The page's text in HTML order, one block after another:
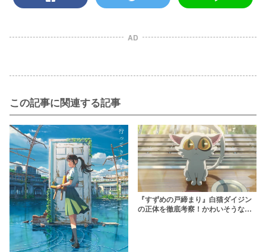
AD
この記事に関連する記事
『すずめの戸締まり』白猫ダイジン
の正体を徹底考察！かわいそうな最